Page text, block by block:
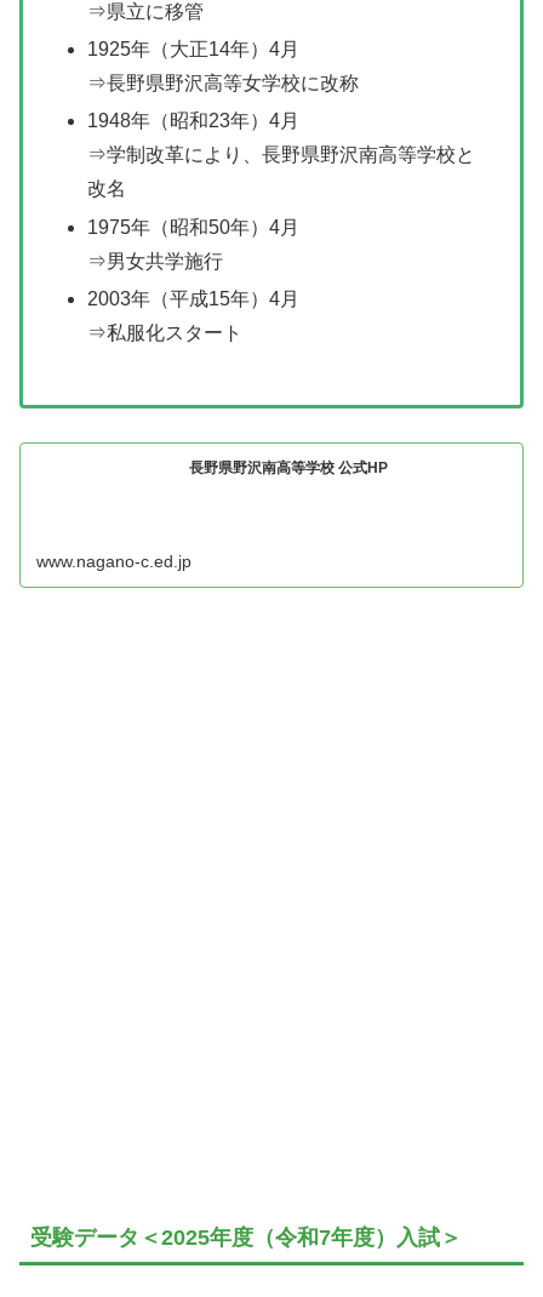
⇒県立に移管
1925年（大正14年）4月
⇒長野県野沢高等女学校に改称
1948年（昭和23年）4月
⇒学制改革により、長野県野沢南高等学校と
改名
1975年（昭和50年）4月
⇒男女共学施行
2003年（平成15年）4月
⇒私服化スタート
長野県野沢南高等学校 公式HP
www.nagano-c.ed.jp
受験データ＜2025年度（令和7年度）入試＞